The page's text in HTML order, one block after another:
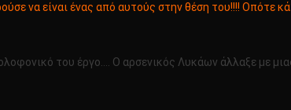
να είναι ένας από αυτούς στην θέση του!!!! Οπότε
του έργο…. Ο αρσενικός Λυκάων άλλαξε με